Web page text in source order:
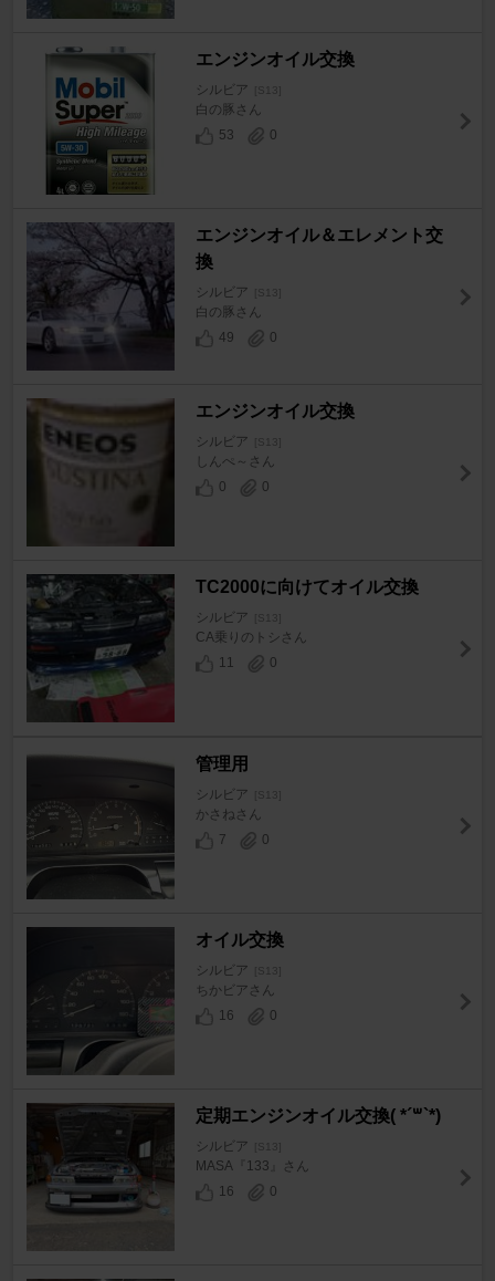
エンジンオイル交換
シルビア [S13]
白の豚さん
53
0
エンジンオイル＆エレメント交
換
シルビア [S13]
白の豚さん
49
0
エンジンオイル交換
シルビア [S13]
しんぺ～さん
0
0
TC2000に向けてオイル交換
シルビア [S13]
CA乗りのトシさん
11
0
管理用
シルビア [S13]
かさねさん
7
0
オイル交換
シルビア [S13]
ちかビアさん
16
0
定期エンジンオイル交換( *´꒳`*)
シルビア [S13]
MASA『133』さん
16
0